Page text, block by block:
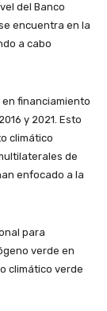
del Banco
encuentra en la
a cabo
financiamiento
y 2021. Esto
climático
de
enfocado a la
para
verde en
climático verde